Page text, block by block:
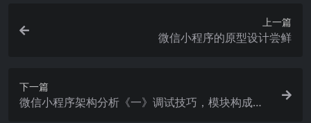
上一篇
微信小程序的原型设计尝鲜
下一篇
微信小程序架构分析《一》调试技巧，模块构成，